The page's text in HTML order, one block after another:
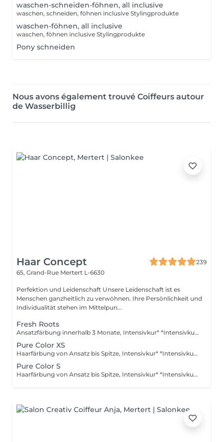
waschen-schneiden-föhnen, all inclusive
waschen, schneiden, föhnen inclusive Stylingprodukte
waschen-föhnen, all inclusive
waschen, föhnen inclusive Stylingprodukte
Pony schneiden
Nous avons également trouvé Coiffeurs autour
de Wasserbillig
Haar Concept
239
65, Grand-Rue Mertert L-6630
Perfektion und Leidenschaft Unsere Leidenschaft ist es
Menschen ganzheitlich zu verwöhnen. Ihre Persönlichkeit und
Individualität stehen im Mittelpun...
Fresh Roots
Ansatzfärbung innerhalb 3 Monate, Intensivkur* *Intensivkur: Versorgt das Haar mit hochkonzentrierten Pflegewirkstoffen, die tief in die Haarstruktur eindringen und Schäden gezielt reparieren
Pure Color XS
Haarfärbung von Ansatz bis Spitze, Intensivkur* *Intensivkur: Versorgt das Haar mit hochkonzentrierten Pflegewirkstoffen, die tief in die Haarstruktur eindringen und Schäden gezielt reparieren
Pure Color S
Haarfärbung von Ansatz bis Spitze, Intensivkur* *Intensivkur: Versorgt das Haar mit hochkonzentrierten Pflegewirkstoffen, die tief in die Haarstruktur eindringen und Schäden gezielt reparieren